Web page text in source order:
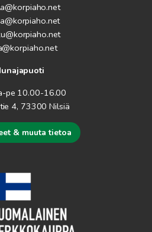
pe 10.00-16.00
4, 73300 Nilsiä
& muuta tietoa